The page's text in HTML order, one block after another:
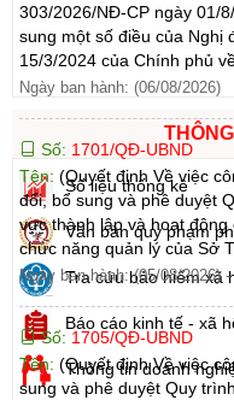
303/2026/NĐ-CP ngày 01/
sung một số điều của Nghị
15/3/2024 của Chính phủ
Ngày ban hành: (06/08/2026)
Số: 1701/QĐ-UBND
Tên: (Quyết định Về việc
đổi, bổ sung và phê duyệt
vực thành lập và hoạt
chức năng quản lý của Sở
Ngày ban hành: (05/08/2026) -
Số: 1705/QĐ-UBND
Tên: (Quyết định Về việc
sung và phê duyệt Quy
Số liệu thống kê
Văn bản quy phạm
Tra cứu bảo hiểm xã
Báo cáo kinh tế - xã
Thông tin doanh